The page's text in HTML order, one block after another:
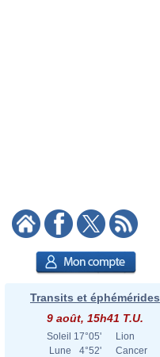
Transits et éphémérides
9 août, 15h41 T.U.
Soleil 17°05'
Lion
Lune
4°52'
Cancer